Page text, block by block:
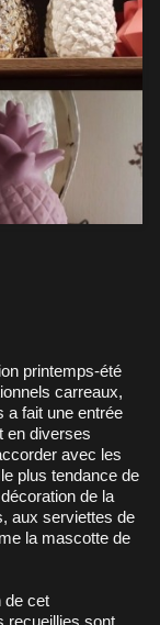
carreaux,
a fait une entrée
en diverses
avec les
plus tendance de
de la
aux serviettes de
la mascotte de
de cet